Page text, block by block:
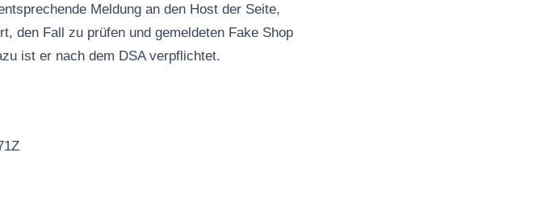
Meldung an den Host der Seite,
den Fall zu prüfen und gemeldeten Fake Shop
ist er nach dem DSA verpflichtet.